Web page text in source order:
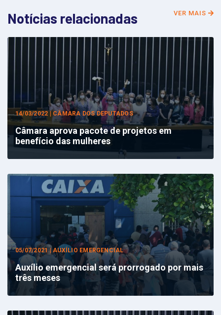
Notícias relacionadas VER MAIS
14/03/2022 | CÂMARA DOS DEPUTADOS
Câmara aprova pacote de projetos em
benefício das mulheres
05/07/2021 | AUXÍLIO EMERGENCIAL
Auxílio emergencial será prorrogado por mais
três meses